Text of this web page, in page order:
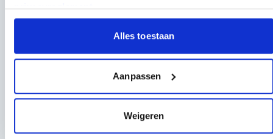
privacyreglement.
Alles toestaan
Aanpassen
Weigeren
opname
Per stuk